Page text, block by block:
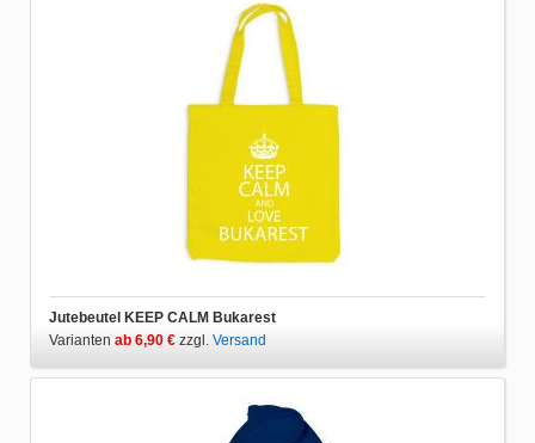
Jutebeutel KEEP CALM Bukarest
Varianten ab 6,90 € zzgl. Versand